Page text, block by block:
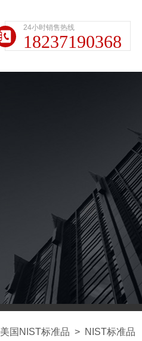
24小时销售热线
18237190368
美国NIST标准品 > NIST标准品